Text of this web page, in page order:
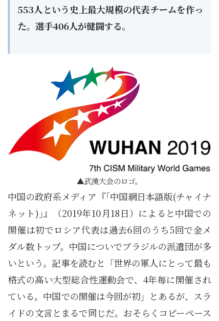
553人という史上最大規模の代表チームを作っ
た。選手406人が健闘する。
武漢大会のロゴ。
中国の政府系メディア『｢中国網日本語版(チャイナ
ネット)｣』（2019年10月18日）によると中国での
開催は初でロシア代表は過去6回のうち5回で金メ
ダル数トップ。中国についでブラジルの派遣団が多
いという。記事を読むと「世界の軍人にとって最も
格式の高い大型総合性運動会で、4年毎に開催され
ている。中国での開催は今回が初」とあるが、スラ
イドの文言とまるで同じだ。おそらくコピーペース